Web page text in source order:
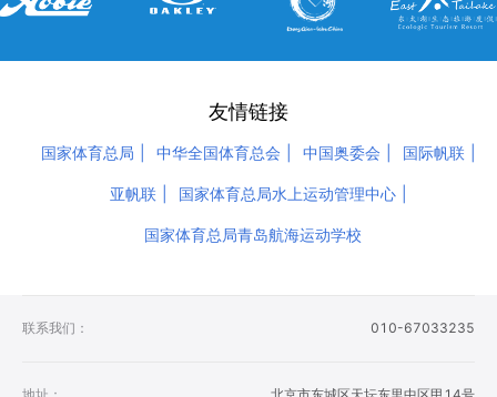
友情链接
国家体育总局 中华全国体育总会 中国奥委会 国际帆联
亚帆联 国家体育总局水上运动管理中心
国家体育总局青岛航海运动学校
联系我们： 010-67033235